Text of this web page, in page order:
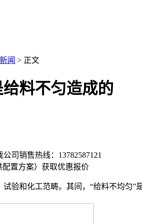
闻 > 正文
料不匀造成的
司销售热线： 13782587121
置方案） 获取优惠报价
验和化工范畴。其间，“给料不均匀